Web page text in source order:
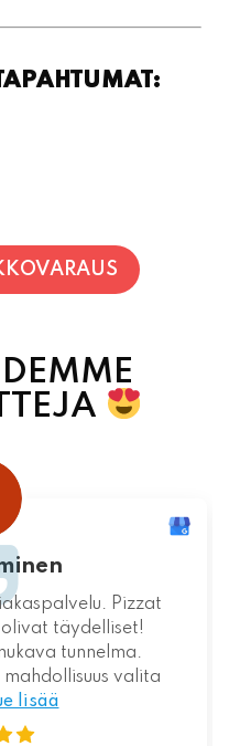
Pizzat
täydelliset!
tunnelma.
valita
lisää